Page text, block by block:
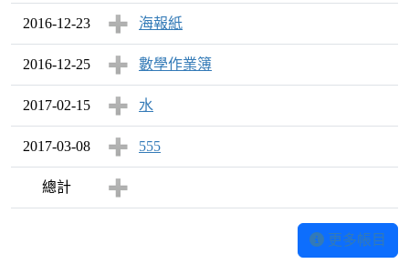
2016-12-23 海報紙
2016-12-25 數學作業簿
2017-02-15 水
2017-03-08 555
總計
更多帳目